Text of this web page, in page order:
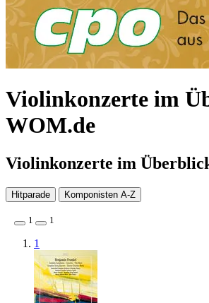
Violinkonzerte im
WOM.de
Violinkonzerte im
Hitparade Komponisten A-Z
1 1
1